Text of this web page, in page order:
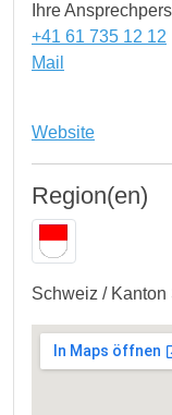
Ihre
+41 61 735 12 12
Mail
Website
Region(en)
Schweiz / Kanton